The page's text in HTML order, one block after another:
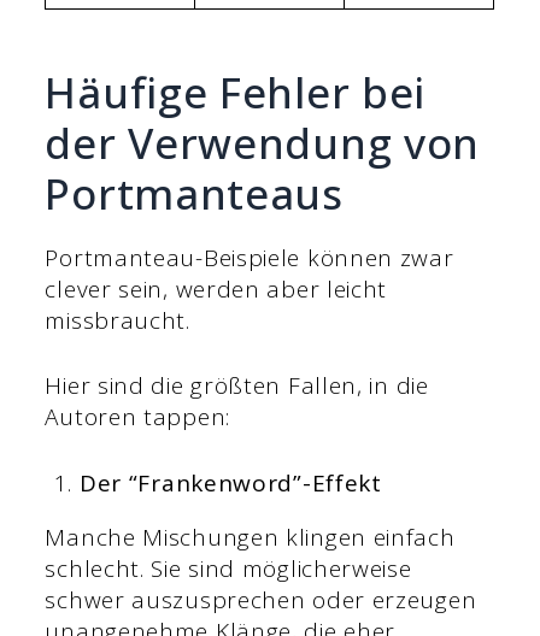
Häufige Fehler bei
der Verwendung von
Portmanteaus
Portmanteau-Beispiele können zwar
clever sein, werden aber leicht
missbraucht.
Hier sind die größten Fallen, in die
Autoren tappen:
Der “Frankenword”-Effekt
Manche Mischungen klingen einfach
schlecht. Sie sind möglicherweise
schwer auszusprechen oder erzeugen